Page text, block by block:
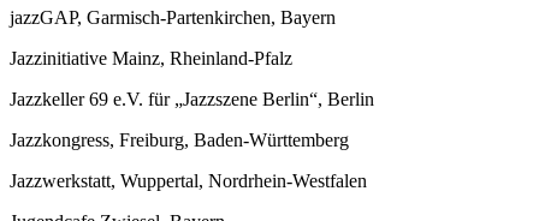
jazzGAP, Garmisch-Partenkirchen, Bayern
Jazzinitiative Mainz, Rheinland-Pfalz
Jazzkeller 69 e.V. für „Jazzszene Berlin“, Berlin
Jazzkongress, Freiburg, Baden-Württemberg
Jazzwerkstatt, Wuppertal, Nordrhein-Westfalen